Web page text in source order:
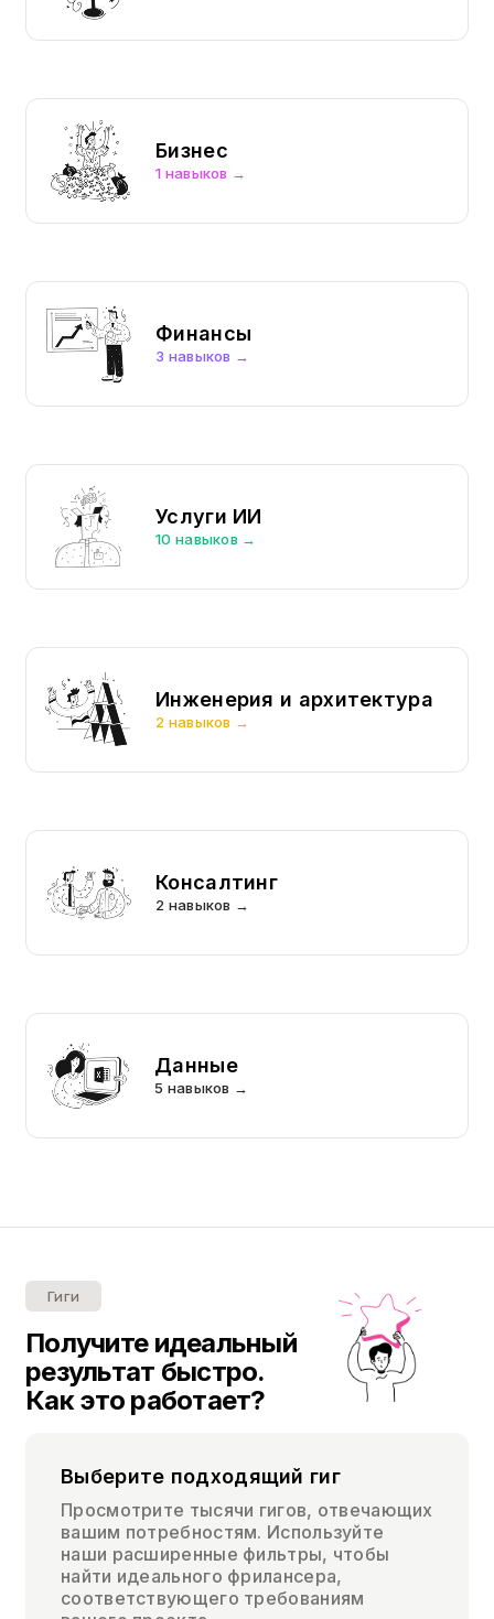
Бизнес
1 навыков →
Финансы
3 навыков →
Услуги ИИ
10 навыков →
Инженерия и архитектура
2 навыков →
Консалтинг
2 навыков →
Данные
5 навыков →
Гиги
Получите идеальный
результат быстро.
Как это работает?
Выберите подходящий гиг
Просмотрите тысячи гигов, отвечающих
вашим потребностям. Используйте
наши расширенные фильтры, чтобы
найти идеального фрилансера,
соответствующего требованиям